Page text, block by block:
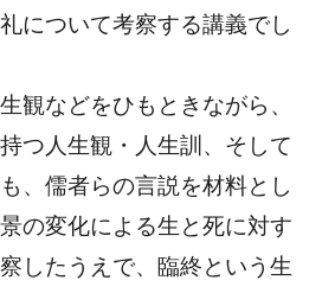
について考察する講義でし
観などをひもときながら、
つ人生観・人生訓、そして
、儒者らの言説を材料とし
の変化による生と死に対す
したうえで、臨終という生